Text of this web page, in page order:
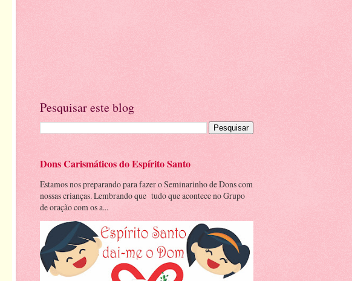
Pesquisar este blog
Dons Carismáticos do Espírito Santo
Estamos nos preparando para fazer o Seminarinho de Dons com
nossas crianças. Lembrando que tudo que acontece no Grupo
de oração com os a...